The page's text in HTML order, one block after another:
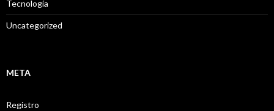
Tecnología
Uncategorized
META
Registro